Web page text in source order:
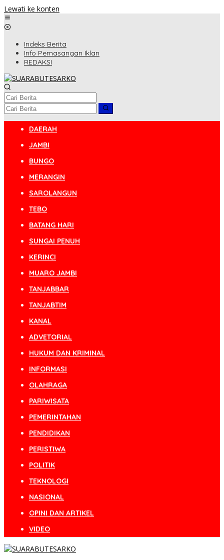
Lewati ke konten
Indeks Berita
Info Pemasangan Iklan
REDAKSI
DAERAH
JAMBI
BUNGO
MERANGIN
SAROLANGUN
TEBO
BATANG HARI
SUNGAI PENUH
KERINCI
MUARO JAMBI
TANJABBAR
TANJABTIM
KANAL
ADVETORIAL
HUKUM DAN KRIMINAL
INFORMASI
OLAHRAGA
PARIWISATA
PEMERINTAHAN
PENDIDIKAN
PERISTIWA
POLITIK
TEKNOLOGI
NASIONAL
OPINI DAN ARTIKEL
VIDEO